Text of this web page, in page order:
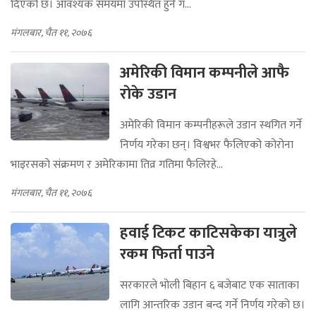
दिएको छ। आवश्यक समयमा उपस्थित हुने ग...
मंगलबार, चैत ११, २०७६
अमेरिकी विमान कम्पनीले आफै
राेके उडान
अमेरिकी विमान कम्पनीहरूले उडान स्थगित गर्ने
निर्णय गरेका छन्। विश्वभर फैलिएको कोरोना
भाइरसको संक्रमण र अमेरिकामा तिव्र गतिमा फैलिरहे...
मंगलबार, चैत ११, २०७६
हवाई टिकट काटिसकेका यात्रुले
रकम फिर्ता पाउने
सरकारले भोली बिहान ६ बजेबाट एक साताका
लागि आन्तरिक उडान बन्द गर्ने निर्णय गरेको छ।